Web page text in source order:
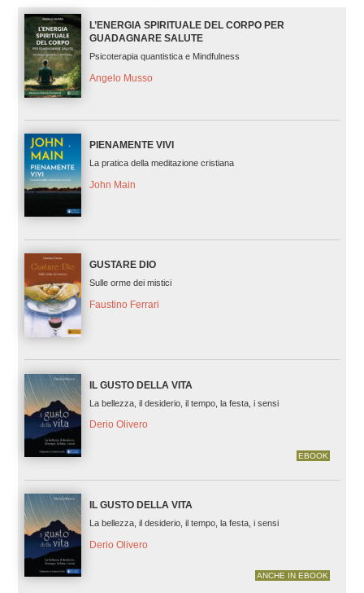
L’ENERGIA SPIRITUALE DEL CORPO PER
GUADAGNARE SALUTE
Psicoterapia quantistica e Mindfulness
Angelo Musso
PIENAMENTE VIVI
La pratica della meditazione cristiana
John Main
GUSTARE DIO
Sulle orme dei mistici
Faustino Ferrari
IL GUSTO DELLA VITA
La bellezza, il desiderio, il tempo, la festa, i sensi
Derio Olivero
EBOOK
IL GUSTO DELLA VITA
La bellezza, il desiderio, il tempo, la festa, i sensi
Derio Olivero
ANCHE IN EBOOK